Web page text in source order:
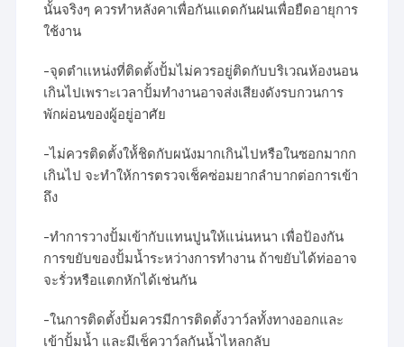
นั้นจริงๆ ควรทำหลังคาเพื่อกันแดดกันฝนเพื่อยืดอายุการ
ใช้งาน
-จุดตำเเหน่งที่ติดตั้งปั้มไม่ควรอยู่ติดกับบริเวณห้องนอน
เกินไปเพราะเวลาปั้มทำงานอาจส่งเสียงดังรบกวนการ
พักผ่อนของผู้อยู่อาศัย
-ไม่ควรติดตั้งให้้ชิดกับผนังมากเกินไปหรือในซอกมากก
เกินไป จะทำให้การตรวจเช็คซ่อมยากลำบากต่อการเข้า
ถึง
-ทำการวางปั้มเข้ากับแทนปูนให้แน่นหนา เพื่อป้องกัน
การขยับของปั้มน้ำระหว่างการทำงาน ถ้าขยับได้ท่ออาจ
จะรั่วหรือแตกหักได้เช่นกัน
-ในการติดตั้งปั้มควรมีการติดตั้งวาว์ลทั้งทางออกและ
เข้าปั้มน้ำ และมีเช็ควาว์ลกันน้ำไหลกลับ